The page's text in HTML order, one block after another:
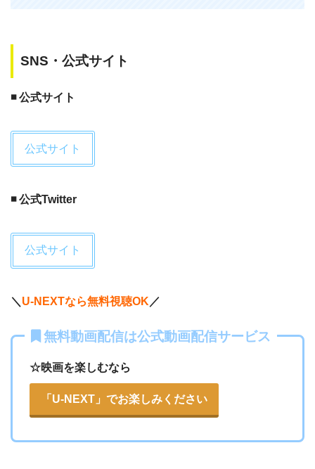
SNS・公式サイト
◾️ 公式サイト
公式サイト
◾️ 公式Twitter
公式サイト
＼ U-NEXTなら無料視聴OK ／
無料動画配信は公式動画配信サービス
☆映画を楽しむなら
「U-NEXT」でお楽しみください